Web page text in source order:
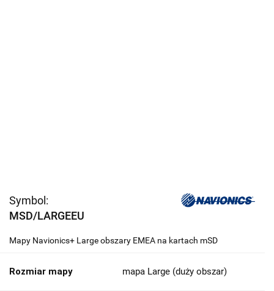
Symbol:
MSD/LARGEEU
Mapy Navionics+ Large obszary EMEA na kartach mSD
Rozmiar mapy mapa Large (duży obszar)